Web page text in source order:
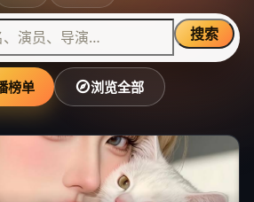
搜索
榜单 浏览全部